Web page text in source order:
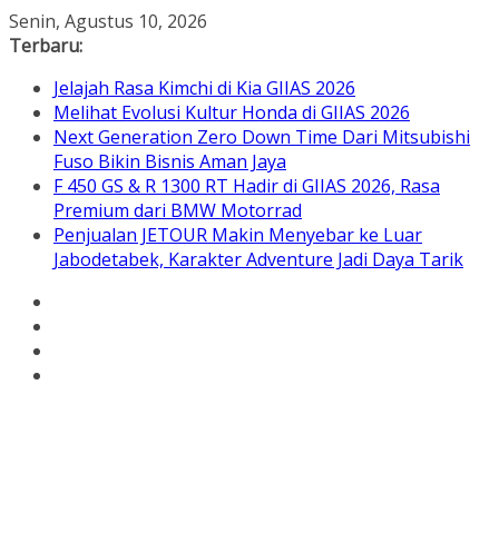
Skip
to
Senin, Agustus 10, 2026
Terbaru:
Jelajah Rasa Kimchi di Kia GIIAS 2026
Melihat Evolusi Kultur Honda di GIIAS 2026
Next Generation Zero Down Time Dari Mitsubishi
Fuso Bikin Bisnis Aman Jaya
F 450 GS & R 1300 RT Hadir di GIIAS 2026, Rasa
Premium dari BMW Motorrad
Penjualan JETOUR Makin Menyebar ke Luar
Jabodetabek, Karakter Adventure Jadi Daya Tarik